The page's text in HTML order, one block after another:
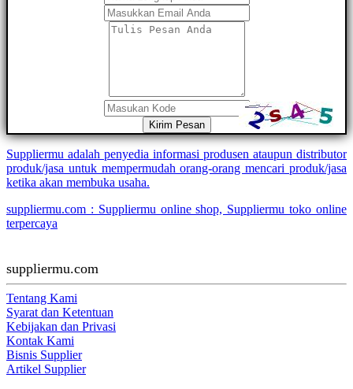
Kirim Pesan
Suppliermu adalah penyedia informasi produsen ataupun distributor
produk/jasa untuk mempermudah orang-orang mencari produk/jasa
ketika akan membuka usaha.
suppliermu.com : Suppliermu online shop, Suppliermu toko online
terpercaya
suppliermu.com
Tentang Kami
Syarat dan Ketentuan
Kebijakan dan Privasi
Kontak Kami
Bisnis Supplier
Artikel Supplier